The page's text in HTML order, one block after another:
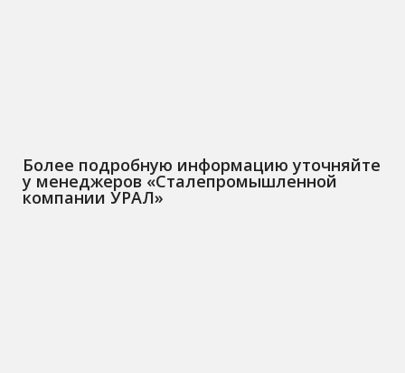
Более подробную информацию уточняйте
у менеджеров «Сталепромышленной
компании УРАЛ»